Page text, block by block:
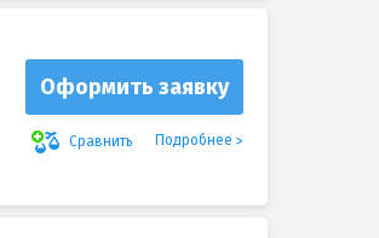
Оформить заявку
Сравнить Подробнее